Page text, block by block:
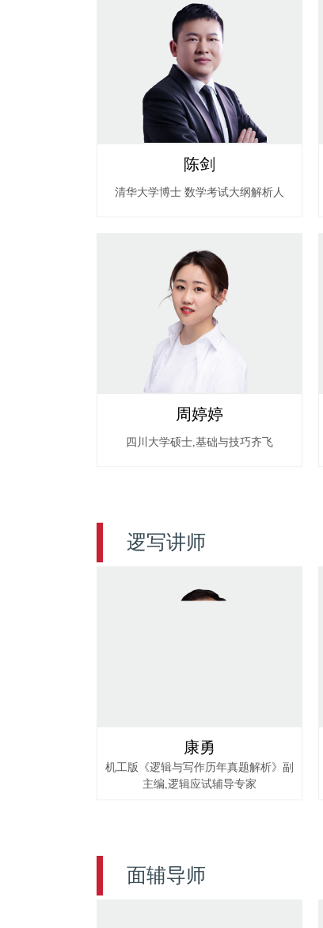
陈剑
清华大学博士 数学考试大纲解析人
周婷婷
四川大学硕士,基础与技巧齐飞
逻写讲师
康勇
机工版《逻辑与写作历年真题解析》副
主编,逻辑应试辅导专家
面辅导师